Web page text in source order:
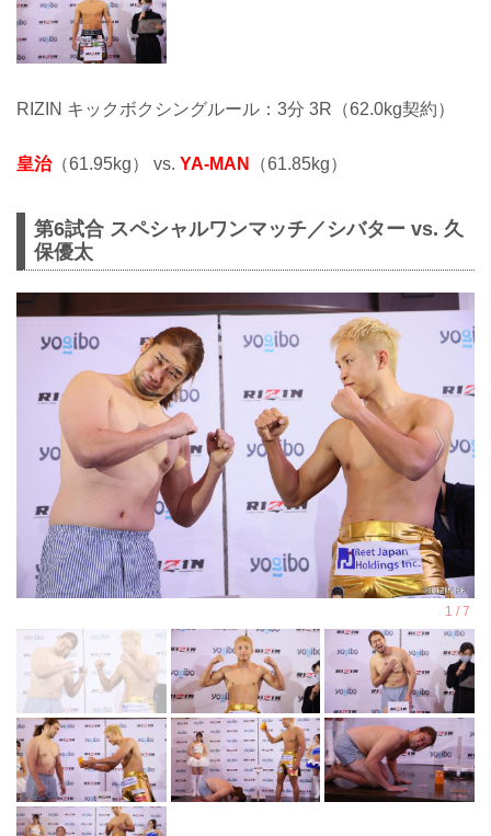
RIZIN キックボクシングルール：3分 3R（62.0kg契約）
皇治（61.95kg） vs. YA-MAN （61.85kg）
第6試合 スペシャルワンマッチ／シバター vs. 久
保優太